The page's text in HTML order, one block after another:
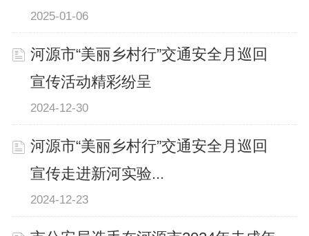
2025-01-06
河源市“美丽乡村行”交通安全月巡回
宣传活动精彩纷呈
2024-12-30
河源市“美丽乡村行”交通安全月巡回
宣传走进新河实验...
2024-12-23